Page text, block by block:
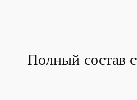
Полный состав